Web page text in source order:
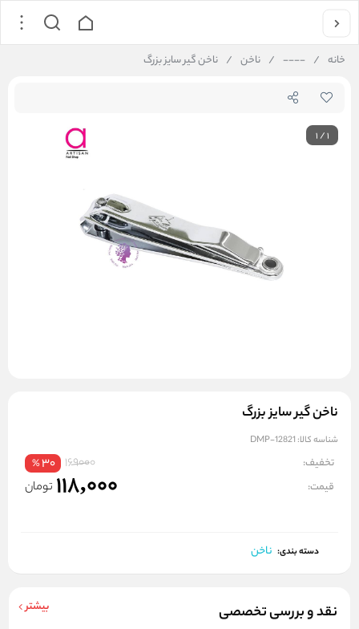
خانه /
----
/ ناخن / ناخن گیر سایز بزرگ
1/1
ناخن گیر سایز بزرگ
شناسه کالا: DMP-12821
تخفیف: 169000
30
%
قیمت: 118,000 تومان
دسته بندی: ناخن
نقد و بررسی تخصصی بیشتر